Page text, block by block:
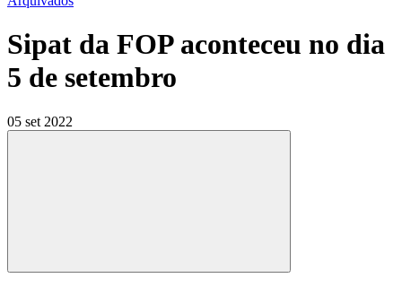
Sipat da FOP aconteceu no dia
5 de setembro
05 set 2022
Compartilhar